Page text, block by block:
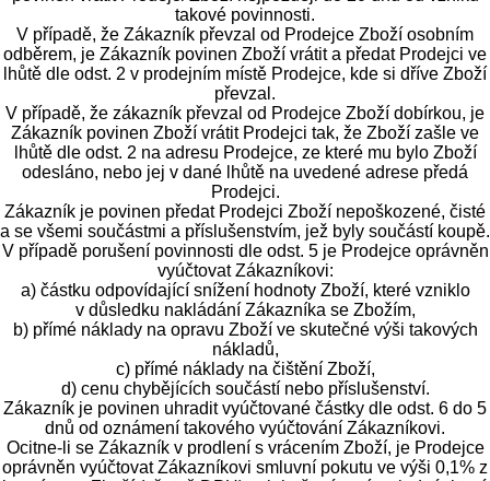
takové povinnosti.
V případě, že Zákazník převzal od Prodejce Zboží osobním
odběrem, je Zákazník povinen Zboží vrátit a předat Prodejci ve
lhůtě dle odst. 2 v prodejním místě Prodejce, kde si dříve Zboží
převzal.
V případě, že zákazník převzal od Prodejce Zboží dobírkou, je
Zákazník povinen Zboží vrátit Prodejci tak, že Zboží zašle ve
lhůtě dle odst. 2 na adresu Prodejce, ze které mu bylo Zboží
odesláno, nebo jej v dané lhůtě na uvedené adrese předá
Prodejci.
Zákazník je povinen předat Prodejci Zboží nepoškozené, čisté
a se všemi součástmi a příslušenstvím, jež byly součástí koupě.
V případě porušení povinnosti dle odst. 5 je Prodejce oprávněn
vyúčtovat Zákazníkovi:
a) částku odpovídající snížení hodnoty Zboží, které vzniklo
v důsledku nakládání Zákazníka se Zbožím,
b) přímé náklady na opravu Zboží ve skutečné výši takových
nákladů,
c) přímé náklady na čištění Zboží,
d) cenu chybějících součástí nebo příslušenství.
Zákazník je povinen uhradit vyúčtované částky dle odst. 6 do 5
dnů od oznámení takového vyúčtování Zákazníkovi.
Ocitne-li se Zákazník v prodlení s vrácením Zboží, je Prodejce
oprávněn vyúčtovat Zákazníkovi smluvní pokutu ve výši 0,1% z